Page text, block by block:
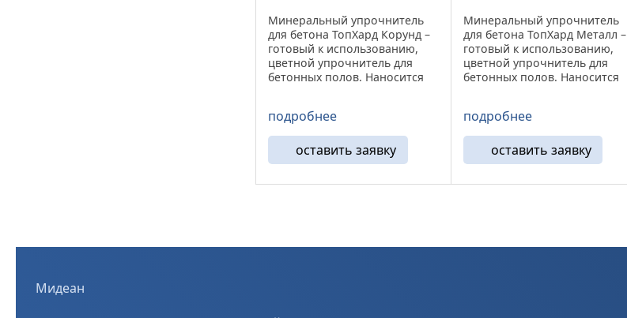
Минеральный упрочнитель
для бетона ТопХард Корунд –
готовый к использованию,
цветной упрочнитель для
бетонных полов. Наносится
европейском оборудовании
по современным рецептурам,
и содержит смесь ...
подробнее
оставить заявку
Минеральный упрочнитель
для бетона ТопХард Металл –
готовый к использованию,
цветной упрочнитель для
бетонных полов. Наносится
промышленным способом и
содержит смесь алитового
портландцемента,
фракционного ...
подробнее
оставить заявку
Мидеан